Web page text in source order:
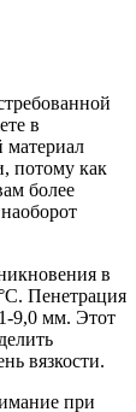
в
потому как
более
в
Пенетрация
9,0 мм. Этот
вязкости.
при